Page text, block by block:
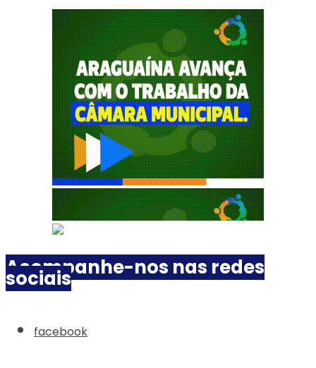
Acompanhe-nos nas redes
sociais
facebook